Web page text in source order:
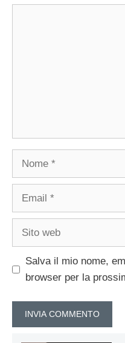
Nome
Email
Sito
Salva il mio nome,
browser per la